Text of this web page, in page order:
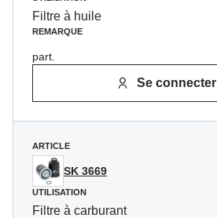
Filtre à huile
REMARQUE
part.
Se connecter
ARTICLE
SK 3669
UTILISATION
Filtre à carburant